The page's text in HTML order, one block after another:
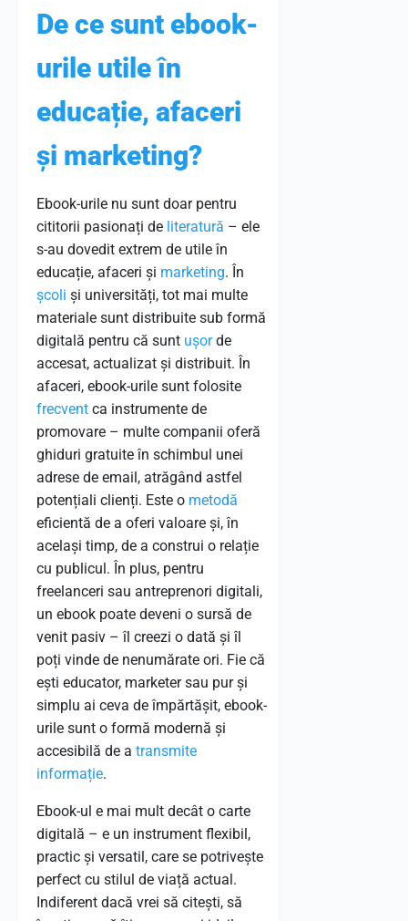
De ce sunt ebook-
urile utile în
educație, afaceri
și marketing?
Ebook-urile nu sunt doar pentru
cititorii pasionați de literatură – ele
s-au dovedit extrem de utile în
educație, afaceri și marketing. În
școli și universități, tot mai multe
materiale sunt distribuite sub formă
digitală pentru că sunt ușorde
accesat, actualizat și distribuit. În
afaceri, ebook-urile sunt folosite
frecvent ca instrumente de
promovare – multe companii oferă
ghiduri gratuite în schimbul unei
adrese de email, atrăgând astfel
potențiali clienți. Este o metodă
eficientă de a oferi valoare și, în
același timp, de a construi o relație
cu publicul. În plus, pentru
freelanceri sau antreprenori digitali,
un ebook poate deveni o sursă de
venit pasiv – îl creezi o dată și îl
poți vinde de nenumărate ori. Fie că
ești educator, marketer sau pur și
simplu ai ceva de împărtășit, ebook-
urile sunt o formă modernă și
accesibilă de a transmite
informație.
Ebook-ul e mai mult decât o carte
digitală – e un instrument flexibil,
practic și versatil, care se potrivește
perfect cu stilul de viață actual.
Indiferent dacă vrei să citești, să